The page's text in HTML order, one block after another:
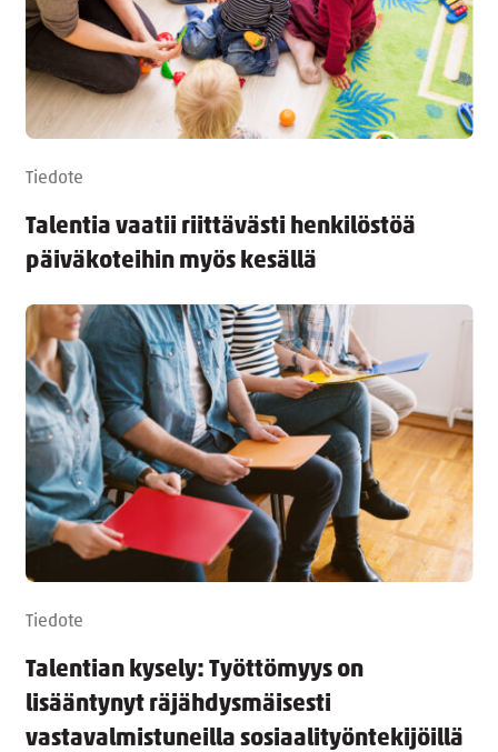
Tiedote
Talentia vaatii riittävästi henkilöstöä
päiväkoteihin myös kesällä
Tiedote
Talentian kysely: Työttömyys on
lisääntynyt räjähdysmäisesti
vastavalmistuneilla sosiaalityöntekijöillä